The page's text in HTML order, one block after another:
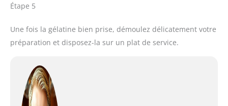
Étape 5
Une fois la gélatine bien prise, démoulez délicatement votre
préparation et disposez-la sur un plat de service.